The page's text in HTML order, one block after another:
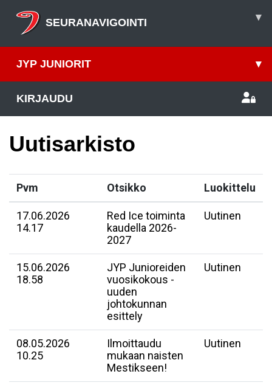
SEURANAVIGOINTI ▾
JYP JUNIORIT ▾
KIRJAUDU
Uutisarkisto
Pvm Otsikko Luokittelu
17.06.2026
14.17
Red Ice toiminta
kaudella 2026-
2027
Uutinen
15.06.2026
18.58
JYP Junioreiden
vuosikokous -
uuden
johtokunnan
esittely
Uutinen
08.05.2026
10.25
Ilmoittaudu
mukaan naisten
Mestikseen!
Uutinen